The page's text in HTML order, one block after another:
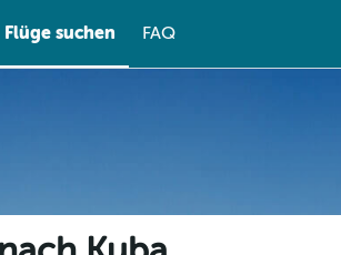
Flüge suchen FAQ